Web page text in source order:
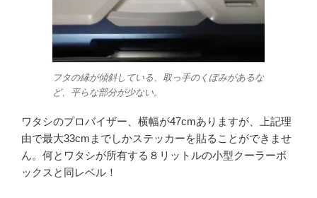
フタの縁が傾斜している、取っ手のくぼみがあるな
ど、平らな部分が少ない。
ワタシのプロバイザー、横幅が47cmありますが、上記理
由で最大33cmまでしかステッカーを貼ることができませ
ん。何とワタシが所有する８リットルの小型クーラーボ
ックスと同レベル！